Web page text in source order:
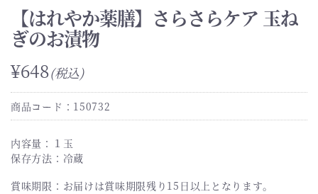
【はれやか薬膳】さらさらケア 玉ね
ぎのお漬物
¥648(税込)
商品コード：150732
内容量：１玉
保存方法：冷蔵
賞味期限：お届けは賞味期限残り15日以上となります。